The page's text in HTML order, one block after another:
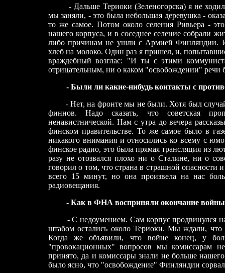
- Дальше Териоки (Зеленогорска) я не
мы заняли, - это была небольшая деревушка -
то же самое. Потом около селения Ривьера -
нашего корпуса, и в соседнее селение собрали
либо причинам не ушли с Армией Финляндии.
хлеб на молоко. Один раз я пришел, и,
враждебный возглас: "И ты с этими
отрицательным, ни о каком "освобождении" речи
- Были ли какие-нибудь контакты с
- Нет, на фронте мы не были. Хотя был
финнов. Надо сказать, что советская
ненавистнической. Нам с утра до вечера
финском правительстве. То же самое было в
никакого внимания и относились ко всему с
финское радио, это была прямая трансляция из
разу не отозвался плохо ни о Сталине, ни о
говорил о том, что страна в страшной
всего 15 минут, но она произвела на нас
радиовещания.
- Как в ФНА восприняли окончание
- С недоумением. Сам корпус продвинулся
штабом остались около Териоки. Мы ждали, что
Когда же объявили, что войне конец, у
"провокационных" вопросов мы комиссарам
принято, да и комиссары знали не больше
было ясно, что "освобождение" Финляндии